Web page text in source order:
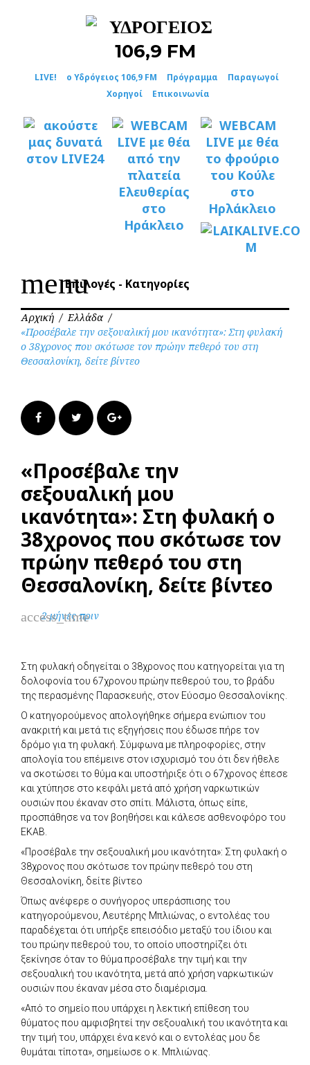
LIVE! ο Υδρόγειος 106,9 FM Πρόγραμμα
Παραγωγοί
Χορηγοί
Επικοινωνία
menuΕπιλογές - Κατηγορίες
Αρχική / Ελλάδα /
«Προσέβαλε την σεξουαλική μου ικανότητα»: Στη φυλακή
ο 38χρονος που σκότωσε τον πρώην πεθερό του στη
Θεσσαλονίκη, δείτε βίντεο
FacebookTwitter Google+
«Προσέβαλε την
σεξουαλική μου
ικανότητα»: Στη φυλακή ο
38χρονος που σκότωσε τον
πρώην πεθερό του στη
Θεσσαλονίκη, δείτε βίντεο
access_time
2 μήνες πριν
Στη φυλακή οδηγείται ο 38χρονος που κατηγορείται για τη
δολοφονία του 67χρονου πρώην πεθερού του, το βράδυ
της περασμένης Παρασκευής, στον Εύοσμο Θεσσαλονίκης.
Ο κατηγορούμενος απολογήθηκε σήμερα ενώπιον του
ανακριτή και μετά τις εξηγήσεις που έδωσε πήρε τον
δρόμο για τη φυλακή. Σύμφωνα με πληροφορίες, στην
απολογία του επέμεινε στον ισχυρισμό του ότι δεν ήθελε
να σκοτώσει το θύμα και υποστήριξε ότι ο 67χρονος έπεσε
και χτύπησε στο κεφάλι μετά από χρήση ναρκωτικών
ουσιών που έκαναν στο σπίτι. Μάλιστα, όπως είπε,
προσπάθησε να τον βοηθήσει και κάλεσε ασθενοφόρο του
ΕΚΑΒ.
«Προσέβαλε την σεξουαλική μου ικανότητα»: Στη φυλακή ο
38χρονος που σκότωσε τον πρώην πεθερό του στη
Θεσσαλονίκη, δείτε βίντεο
Όπως ανέφερε ο συνήγορος υπεράσπισης του
κατηγορούμενου, Λευτέρης Μπλιώνας, ο εντολέας του
παραδέχεται ότι υπήρξε επεισόδιο μεταξύ του ίδιου και
του πρώην πεθερού του, το οποίο υποστηρίζει ότι
ξεκίνησε όταν το θύμα προσέβαλε την τιμή και την
σεξουαλική του ικανότητα, μετά από χρήση ναρκωτικών
ουσιών που έκαναν μέσα στο διαμέρισμα.
«Από το σημείο που υπάρχει η λεκτική επίθεση του
θύματος που αμφισβητεί την σεξουαλική του ικανότητα και
την τιμή του, υπάρχει ένα κενό και ο εντολέας μου δε
θυμάται τίποτα», σημείωσε ο κ. Μπλιώνας.